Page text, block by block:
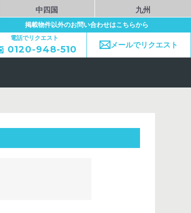
中四国 九州
掲載物件以外のお問い合わせはこちらから
電話でリクエスト
0120-948-510 メールでリクエスト